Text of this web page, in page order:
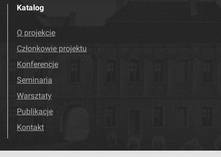
Katalog
O projekcie
Członkowie projektu
Konferencje
Seminaria
Warsztaty
Publikacje
Kontakt